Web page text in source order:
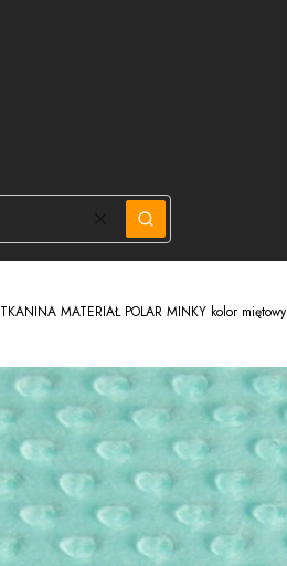
WyczyśćSzukaj
TKANINA MATERIAŁ POLAR MINKY kolor miętowy